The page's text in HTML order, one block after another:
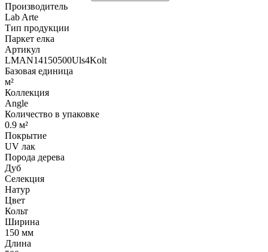
Производитель
Lab Arte
Тип продукции
Паркет елка
Артикул
LMAN14150500Uls4Kolt
Базовая единица
м²
Коллекция
Angle
Количество в упаковке
0.9 м²
Покрытие
UV лак
Порода дерева
Дуб
Селекция
Натур
Цвет
Кольт
Ширина
150 мм
Длина